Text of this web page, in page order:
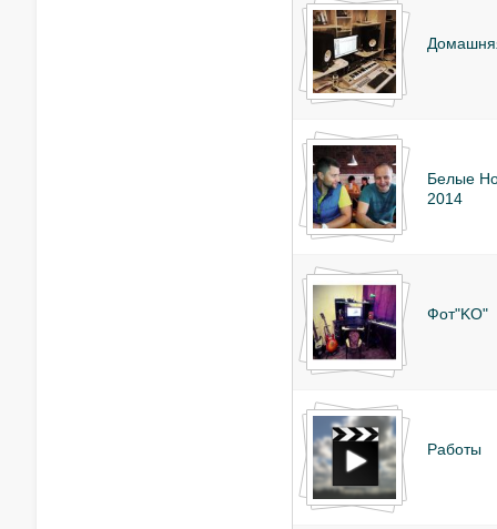
Белые
2014
Фот"KO"
Работы